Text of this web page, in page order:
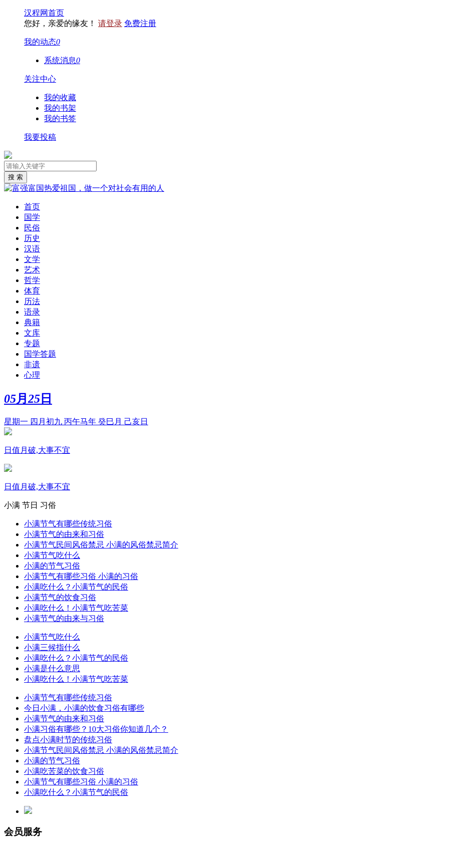
汉程网首页
您好，亲爱的缘友！ 请登录 免费注册
我的动态0
系统消息0
关注中心
我的收藏
我的书架
我的书签
我要投稿
首页
国学
民俗
历史
汉语
文学
艺术
哲学
体育
历法
语录
典籍
文库
专题
国学答题
非遗
心理
05月 25 日
星期一 四月初九 丙午马年 癸巳月 己亥日
日值月破,大事不宜
日值月破,大事不宜
小满 节日 习俗
小满节气有哪些传统习俗
小满节气的由来和习俗
小满节气民间风俗禁忌 小满的风俗禁忌简介
小满节气吃什么
小满的节气习俗
小满节气有哪些习俗 小满的习俗
小满吃什么？小满节气的民俗
小满节气的饮食习俗
小满吃什么！小满节气吃苦菜
小满节气的由来与习俗
小满节气吃什么
小满三候指什么
小满吃什么？小满节气的民俗
小满是什么意思
小满吃什么！小满节气吃苦菜
小满节气有哪些传统习俗
今日小满，小满的饮食习俗有哪些
小满节气的由来和习俗
小满习俗有哪些？10大习俗你知道几个？
盘点小满时节的传统习俗
小满节气民间风俗禁忌 小满的风俗禁忌简介
小满的节气习俗
小满吃苦菜的饮食习俗
小满节气有哪些习俗 小满的习俗
小满吃什么？小满节气的民俗
会员服务